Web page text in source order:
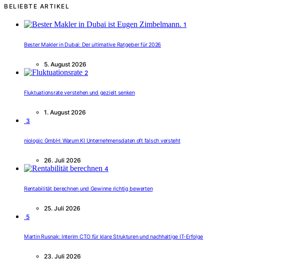
BELIEBTE ARTIKEL
1
Bester Makler in Dubai: Der ultimative Ratgeber für 2026
5. August 2026
2
Fluktuationsrate verstehen und gezielt senken
1. August 2026
3
niologic GmbH: Warum KI Unternehmensdaten oft falsch versteht
26. Juli 2026
4
Rentabilität berechnen und Gewinne richtig bewerten
25. Juli 2026
5
Martin Rusnak: Interim CTO für klare Strukturen und nachhaltige IT-Erfolge
23. Juli 2026